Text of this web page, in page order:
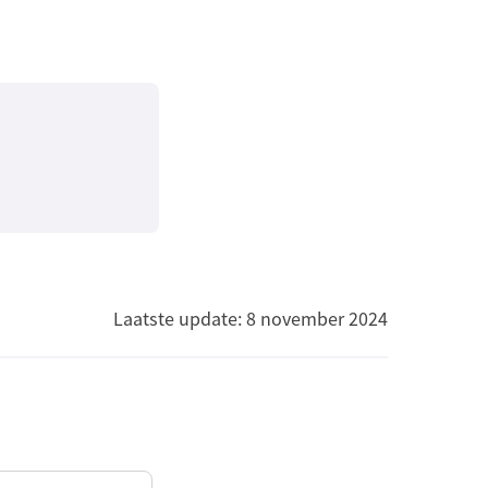
Laatste update: 8 november 2024